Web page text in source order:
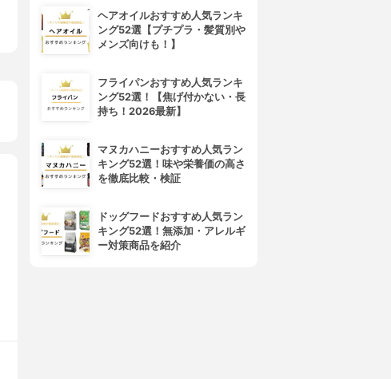
ヘアオイルおすすめ人気ランキ
ング52選【プチプラ・髪質別や
メンズ向けも！】
フライパンおすすめ人気ランキ
ング52選！【焦げ付かない・長
持ち！2026最新】
マヌカハニーおすすめ人気ラン
キング52選！味や栄養価の高さ
を徹底比較・検証
ドッグフードおすすめ人気ラン
キング52選！無添加・アレルギ
ー対策商品を紹介